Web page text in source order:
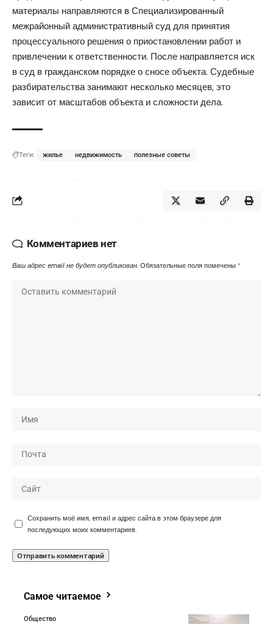
материалы направляются в Специализированный
межрайонный административный суд для принятия
процессуального решения о приостановлении работ и
привлечении к ответственности. После направляется иск
в суд в гражданском порядке о сносе объекта. Судебные
разбирательства занимают несколько месяцев, это
зависит от масштабов объекта и сложности дела.
Теги: жилье недвижимость полезные советы
Комментариев нет
Ваш адрес email не будет опубликован. Обязательные поля помечены *
Сохранить моё имя, email и адрес сайта в этом браузере для
последующих моих комментариев.
Самое читаемое
Общество